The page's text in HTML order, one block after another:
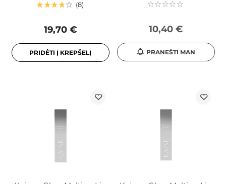
8
19,70 €
PRIDĖTI Į KREPŠELĮ
10,40 €
PRANEŠTI MAN